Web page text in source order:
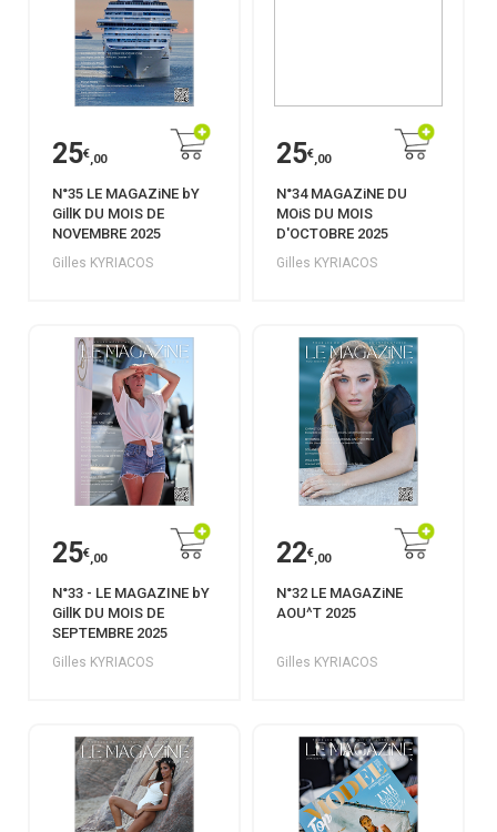
25€,00
N°35 LE MAGAZiNE bY
GillK DU MOIS DE
NOVEMBRE 2025
Gilles KYRIACOS
25€,00
N°34 MAGAZiNE DU
MOiS DU MOIS
D'OCTOBRE 2025
Gilles KYRIACOS
25€,00
N°33 - LE MAGAZINE bY
GillK DU MOIS DE
SEPTEMBRE 2025
Gilles KYRIACOS
22€,00
N°32 LE MAGAZiNE
AOU^T 2025
Gilles KYRIACOS